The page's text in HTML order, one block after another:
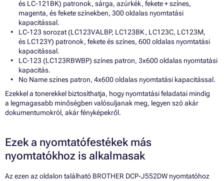
és LC-121BK) patronok, sárga, azúrkék, fekete + színes,
magenta, és fekete színekben, 300 oldalas nyomtatási
kapacitással.
LC-123 sorozat (LC123VALBP, LC123BK, LC123C, LC123M,
és LC123Y) patronok, fekete és színes, 600 oldalas nyomtatási
kapacitással.
LC-123 (LC123RBWBP) színes patron, 3x600 oldalas nyomtatási
kapacitás.
No Name színes patron, 4x600 oldalas nyomtatási kapacitással.
Ezekkel a tonerekkel biztosíthatja, hogy nyomtatási feladatai mindig
a legmagasabb minőségben valósuljanak meg, legyen szó akár
dokumentumokról, akár fényképekről.
Ezek a nyomtatófestékek más
nyomtatókhoz is alkalmasak
Az ezen az oldalon található BROTHER DCP-J552DW nyomtatóhoz